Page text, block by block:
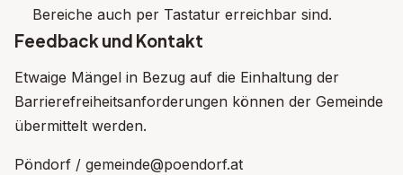
Bereiche auch per Tastatur erreichbar sind.
Feedback und Kontakt
Etwaige Mängel in Bezug auf die Einhaltung der
Barrierefreiheitsanforderungen können der Gemeinde
übermittelt werden.
Pöndorf / gemeinde@poendorf.at